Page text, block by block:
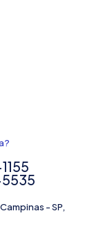
5535
- SP,